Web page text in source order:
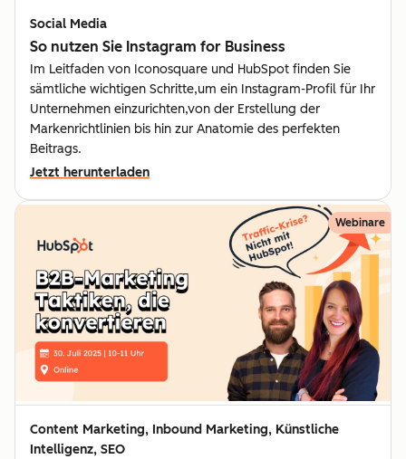
Social Media
So nutzen Sie Instagram for Business
Im Leitfaden von Iconosquare und HubSpot finden Sie
sämtliche wichtigen Schritte,um ein Instagram-Profil für Ihr
Unternehmen einzurichten,von der Erstellung der
Markenrichtlinien bis hin zur Anatomie des perfekten
Beitrags.
Jetzt herunterladen
Webinare
Content Marketing, Inbound Marketing, Künstliche
Intelligenz, SEO